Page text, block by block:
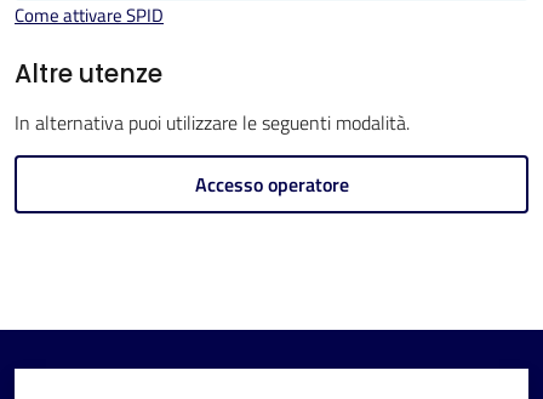
V
t
m
Come attivare SPID
Altre utenze
In alternativa puoi utilizzare le seguenti modalità.
Accesso operatore